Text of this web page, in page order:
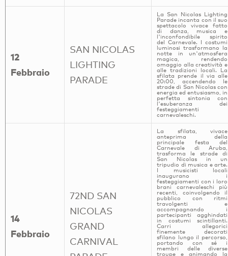
12
Febbraio
SAN NICOLAS
LIGHTING
PARADE
La San Nicolas Lighting
Parade incanta con il suo
spettacolo vivace fatto
di danza, musica e
l'inconfondibile spirito
del Carnevale. I costumi
luminosi trasformano la
notte in un'atmosfera
magica, rendendo
omaggio alla creatività e
alle tradizioni locali. La
sfilata prende il via alle
20:00, accendendo le
strade di San Nicolas con
energia ed entusiasmo, in
perfetta sintonia con
l'esuberanza dei
festeggiamenti
carnevaleschi.
14
Febbraio
72ND SAN
NICOLAS
GRAND
CARNIVAL
La sfilata, vivace
anteprima della
principale festa del
Carnevale di Aruba,
trasforma le strade di
San Nicolas in un
tripudio di musica e arte.
I musicisti locali
inaugurano i
festeggiamenti con i loro
brani carnevaleschi più
recenti, coinvolgendo il
pubblico con ritmi
travolgenti e
accompagnando i
partecipanti agghindati
in costumi scintillanti.
Carri allegorici
finemente decorati
sfilano lungo il percorso,
portando con sé i
membri delle diverse
troupe e animando la